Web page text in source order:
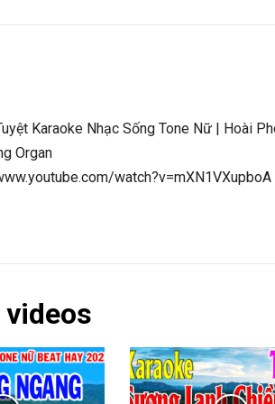
Karaoke Nhạc Sống Tone Nữ | Hoài
Organ
watch?v=mXN1VXupboA
videos